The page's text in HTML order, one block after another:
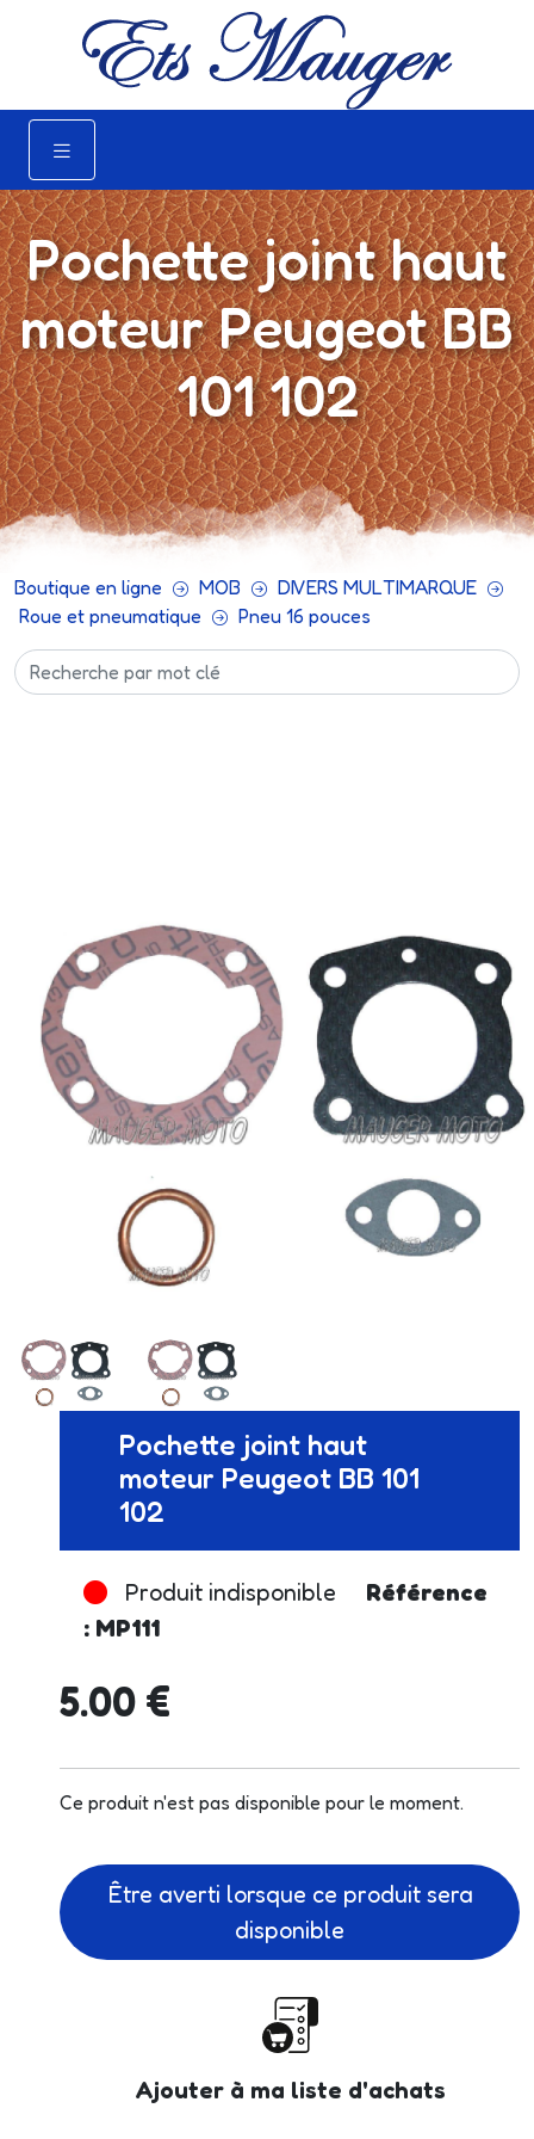
Pochette joint haut
moteur Peugeot BB
101 102
Boutique en ligne MOB
DIVERS MULTIMARQUE
Roue et pneumatique
Pneu 16 pouces
Pochette joint haut
moteur Peugeot BB 101
102
Produit indisponible
Référence
: MP111
5.00 €
Ce produit n'est pas disponible pour le moment.
Être averti lorsque ce produit sera
disponible
Ajouter à ma liste d'achats